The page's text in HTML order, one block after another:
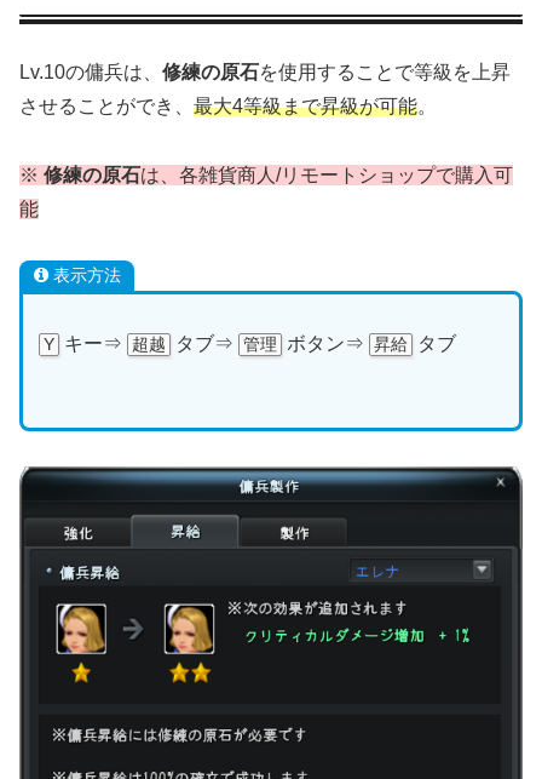
Lv.10の傭兵は、 修練の原石を使用することで等級を上昇
させることができ、 最大4等級まで昇級が可能。
※ 修練の原石は、各雑貨商人/リモートショップで購入可
能
表示方法
Y キー⇒ 超越 タブ⇒ 管理 ボタン⇒ 昇給 タブ